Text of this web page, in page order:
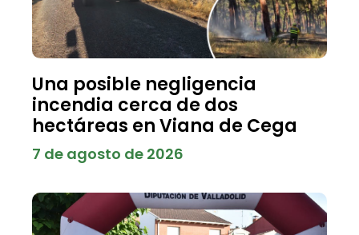
Una posible negligencia
incendia cerca de dos
hectáreas en Viana de Cega
7 de agosto de 2026